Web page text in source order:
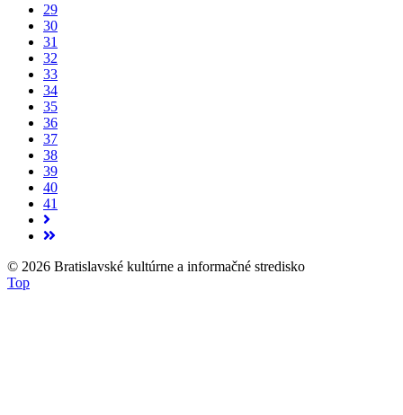
29
30
31
32
33
34
35
36
37
38
39
40
41
© 2026 Bratislavské kultúrne a informačné stredisko
Top